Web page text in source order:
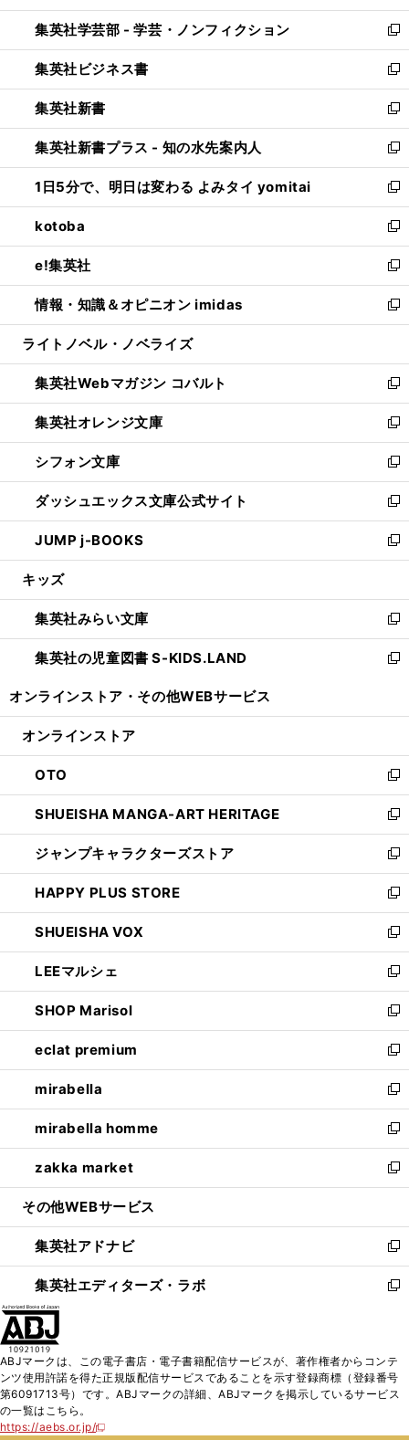
開
く
ウ
で
開
く
ン
ド
ウ
で
開
く
ウ
ィ
ン
ド
ウ
で
開
く
集英社学芸部 - 学芸・ノンフィクション
新
し
い
ウ
ィ
ン
ド
ウ
で
開
く
集英社ビジネス書
新
し
い
ウ
ィ
ン
ド
ウ
で
開
く
集英社新書
新
し
い
ウ
ィ
ン
ド
ウ
で
開
く
集英社新書プラス - 知の水先案内人
新
し
い
ウ
ィ
ン
ド
ウ
で
開
1日5分で、明日は変わる よみタイ yomitai
新
し
い
ウ
ィ
ン
ド
ウ
開
く
kotoba
新
し
い
ウ
ィ
ン
ウ
で
開
く
e!集英社
新
し
い
ウ
ン
ド
ウ
で
開
く
情報・知識＆オピニオン imidas
新
し
ウ
ィ
ン
ド
ウ
で
開
く
ライトノベル・ノベライズ
集英社Webマガジン コバルト
新
し
い
ウ
ィ
ン
ド
ウ
で
開
集英社オレンジ文庫
新
し
い
ウ
ィ
ン
ド
ウ
開
く
シフォン文庫
新
し
い
ウ
ィ
ン
ウ
で
開
く
ダッシュエックス文庫公式サイト
新
し
い
ウ
ン
ド
ウ
で
JUMP j-BOOKS
新
し
ウ
ィ
ン
ド
開
キッズ
集英社みらい文庫
新
し
い
ン
ウ
で
開
く
集英社の児童図書 S-KIDS.LAND
新
ウ
ン
ド
ウ
で
開
く
オンラインストア・ その他WEBサービス
オンラインストア
OTO
新
し
い
ウ
ィ
ン
ド
ウ
で
開
く
SHUEISHA MANGA-ART HERITAGE
新
し
い
ウ
ィ
ン
ド
ウ
で
開
く
ジャンプキャラクターズストア
新
し
い
ウ
ィ
ン
ド
ウ
で
開
く
HAPPY PLUS STORE
新
し
い
ウ
ィ
ン
ド
ウ
で
開
く
SHUEISHA VOX
新
し
い
ウ
ィ
ン
ド
ウ
で
開
く
LEEマルシェ
新
し
い
ウ
ィ
ン
ド
ウ
で
開
く
SHOP Marisol
新
し
い
ウ
ィ
ン
ド
ウ
で
開
eclat premium
新
し
い
ウ
ィ
ン
ド
ウ
開
く
mirabella
新
し
い
ウ
ィ
ン
ウ
で
開
く
mirabella homme
新
し
い
ウ
ン
ド
ウ
で
zakka market
新
し
ウ
ィ
ン
ド
く
その他WEBサービス
集英社アドナビ
新
し
い
ド
ウ
で
集英社エディターズ・ラボ
新
ィ
ン
ド
ABJマークは、この電子書店・電子書籍配信サービスが、著作権者からコンテ
ンツ使用許諾を得た正規版配信サービスであることを示す登録商標（登録番号
第6091713号）です。ABJマークの詳細、ABJマークを掲示しているサービス
の一覧はこちら。
https://aebs.or.jp/
新